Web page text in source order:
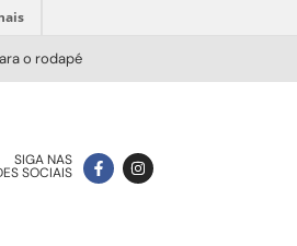
o rodapé
SIGA NAS
SOCIAIS